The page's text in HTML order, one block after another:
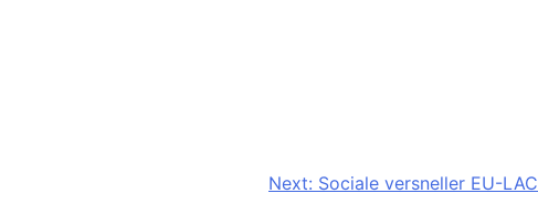
Next: Sociale versneller EU-LAC